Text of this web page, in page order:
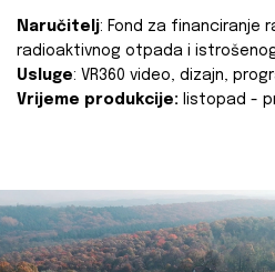
Naručitelj: Fond za financiranje
radioaktivnog otpada i
Usluge: VR360 video, dizajn,
Vrijeme produkcije: listopad -